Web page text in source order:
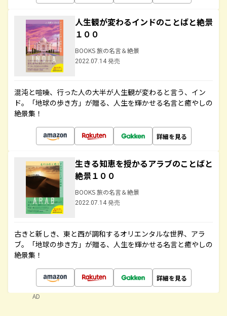
人生観が変わるインドのことばと絶景
１００
BOOKS 旅の名言＆絶景
2022.07.14 発売
混沌と喧噪、行った人の大半が人生観が変わると言う、イン
ド。「地球の歩き方」が贈る、人生を輝かせる名言と癒やしの
絶景集！
詳細を見る
生きる知恵を授かるアラブのことばと
絶景１００
BOOKS 旅の名言＆絶景
2022.07.14 発売
古きと新しき、東と西が調和するオリエンタルな世界、アラ
ブ。「地球の歩き方」が贈る、人生を輝かせる名言と癒やしの
絶景集！
詳細を見る
AD